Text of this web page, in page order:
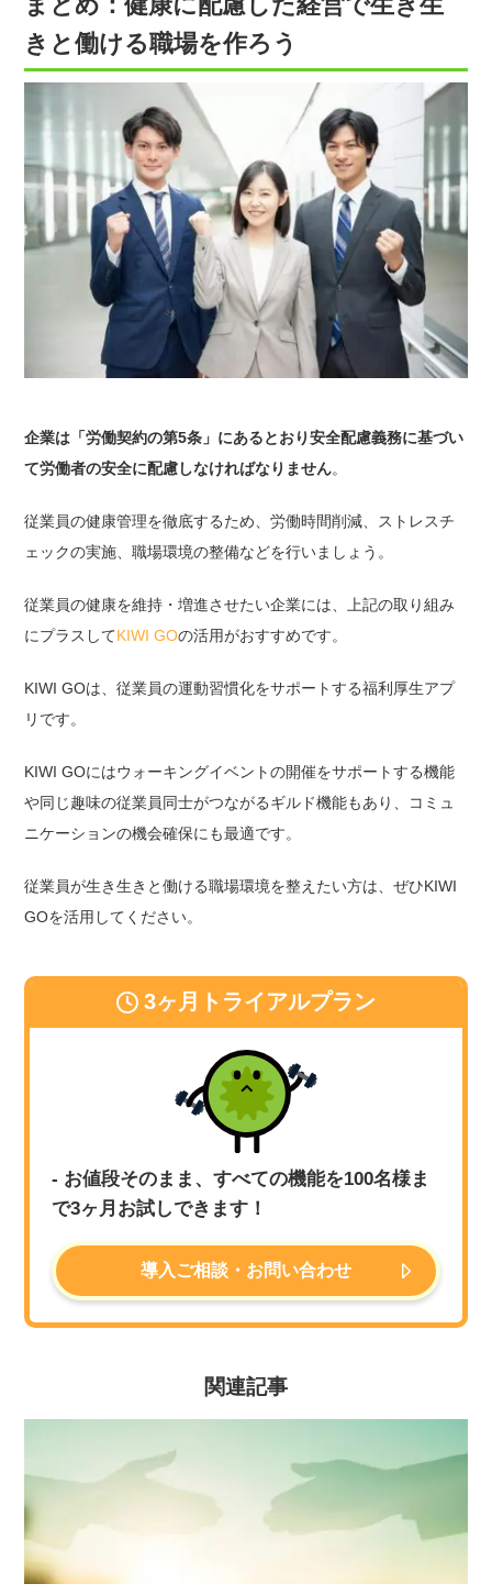
きと働ける職場を作ろう
企業は「労働契約の第5条」にあるとおり安全配慮義務に基づい
て労働者の安全に配慮しなければなりません。
従業員の健康管理を徹底するため、労働時間削減、ストレスチ
ェックの実施、職場環境の整備などを行いましょう。
従業員の健康を維持・増進させたい企業には、上記の取り組み
にプラスしてKIWI GOの活用がおすすめです。
KIWI GOは、従業員の運動習慣化をサポートする福利厚生アプ
リです。
KIWI GOにはウォーキングイベントの開催をサポートする機能
や同じ趣味の従業員同士がつながるギルド機能もあり、コミュ
ニケーションの機会確保にも最適です。
従業員が生き生きと働ける職場環境を整えたい方は、ぜひKIWI
GOを活用してください。
3ヶ月トライアルプラン
- お値段そのまま、すべての機能を100名様ま
で3ヶ月お試しできます！
導入ご相談・お問い合わせ
関連記事